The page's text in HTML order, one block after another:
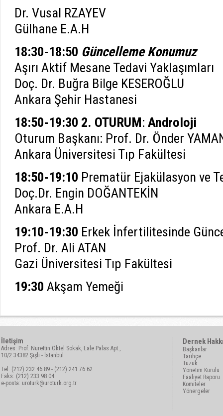
Dr. Vusal RZAYEV
Gülhane E.A.H
18:30-18:50 Güncelleme Konumuz
Aşırı Aktif Mesane Tedavi Yaklaşımları
Doç. Dr. Buğra Bilge KESEROĞLU
Ankara Şehir Hastanesi
18:50-19:30 2. OTURUM: Androloji
Oturum Başkanı: Prof. Dr. Önder
Ankara Üniversitesi Tıp Fakültesi
18:50-19:10 Prematür Ejakülasyon ve
Doç.Dr. Engin DOĞANTEKİN
Ankara E.A.H
19:10-19:30 Erkek İnfertilitesinde
Prof. Dr. Ali ATAN
Gazi Üniversitesi Tıp Fakültesi
19:30 Akşam Yemeği
İletişim
Adres: Prof. Nurettin Öktel Sokak, Lale Palas Apt.,
10/2 34382 Şişli - İstanbul
Tel: (212) 232 46 89 - (212) 241 76 62
Faks: (212) 233 98 04
e-posta: uroturk@uroturk.org.tr
Dernek
Başkanlar
Tarihçe
Tüzük
Yönetim Kurulu
Faaliyet Raporu
Komiteler
Yönergeler